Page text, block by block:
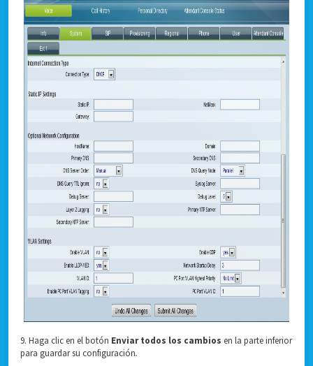
9. Haga clic en el botón Enviar todos los cambios en la parte inferior
para guardar su configuración.